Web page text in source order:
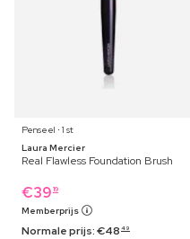
Penseel ⋅ 1 st
Laura Mercier
Real Flawless Foundation Brush
€39 19
Memberprijs
Normale prijs:€48 49